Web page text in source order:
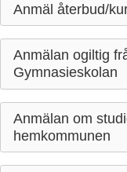
Anmäl återbud/
Anmälan ogiltig
Gymnasieskolan
Anmälan om
hemkommunen